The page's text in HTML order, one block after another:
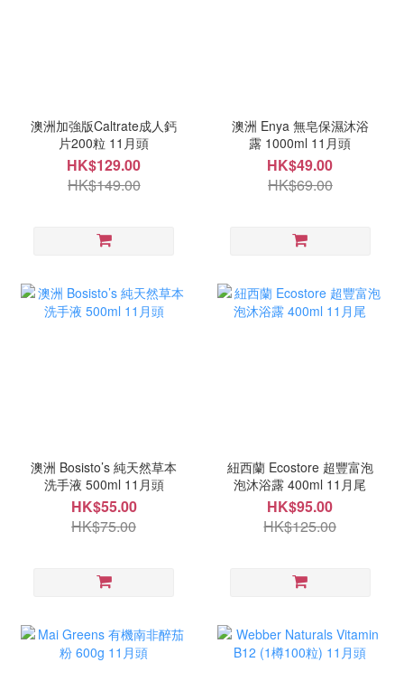
澳洲加強版Caltrate成人鈣
片200粒 11月頭
HK$129.00
HK$149.00
澳洲 Enya 無皂保濕沐浴
露 1000ml 11月頭
HK$49.00
HK$69.00
澳洲 Bosisto’s 純天然草本
洗手液 500ml 11月頭
HK$55.00
HK$75.00
紐西蘭 Ecostore 超豐富泡
泡沐浴露 400ml 11月尾
HK$95.00
HK$125.00